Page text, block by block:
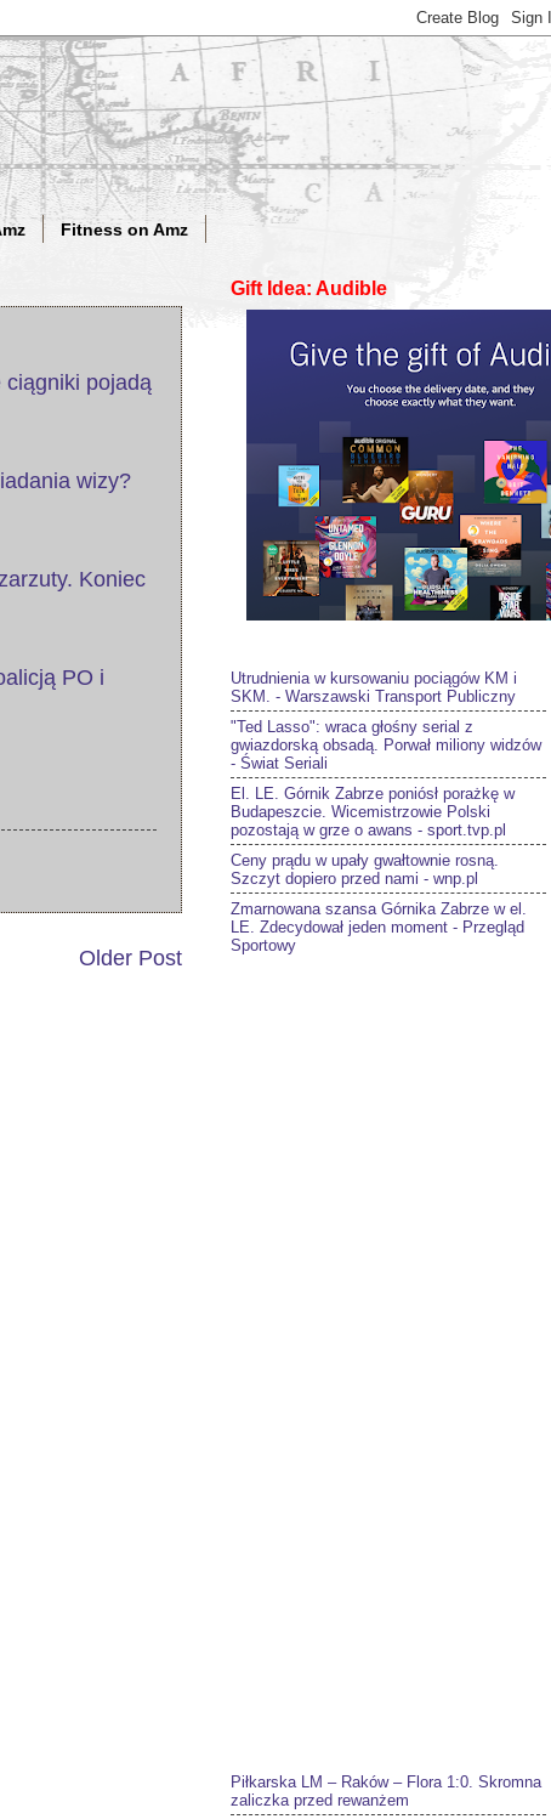
Fitness on Amz
ciągniki pojadą
wizy?
Koniec
PO i
Older Post
Gift Idea: Audible
Utrudnienia w kursowaniu pociągów KM i
SKM. - Warszawski Transport Publiczny
"Ted Lasso": wraca głośny serial z
gwiazdorską obsadą. Porwał miliony widzów
- Świat Seriali
El. LE. Górnik Zabrze poniósł porażkę w
Budapeszcie. Wicemistrzowie Polski
pozostają w grze o awans - sport.tvp.pl
Ceny prądu w upały gwałtownie rosną.
Szczyt dopiero przed nami - wnp.pl
Zmarnowana szansa Górnika Zabrze w el.
LE. Zdecydował jeden moment - Przegląd
Sportowy
Piłkarska LM – Raków – Flora 1:0. Skromna
zaliczka przed rewanżem